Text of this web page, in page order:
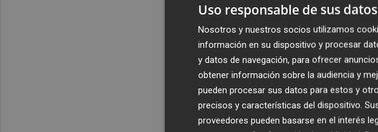
Uso responsable de sus datos
Nosotros y nuestros socios utilizamos
información en su dispositivo y procesar
y datos de navegación, para ofrecer
obtener información sobre la audiencia y
pueden procesar sus datos para estos y
precisos y características del dispositivo.
proveedores pueden basarse en el interés